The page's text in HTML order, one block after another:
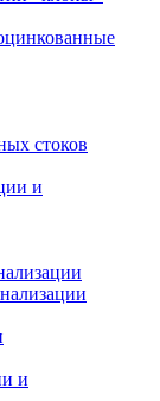
стоков
и
и